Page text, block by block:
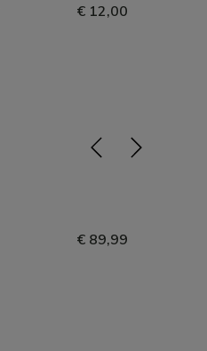
€ 12,00
€ 89,99